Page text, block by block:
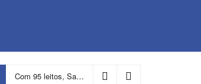
Com 95 leitos, Salvador ganha hospital focado em transição de cuidados